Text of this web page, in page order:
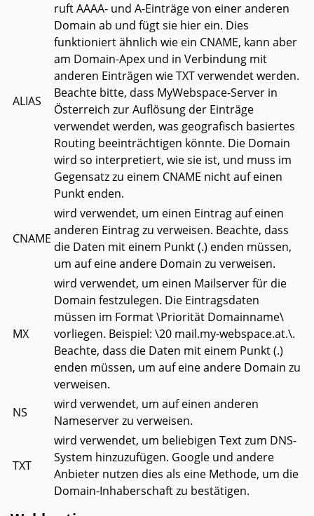
ALIAS
ruft AAAA- und A-Einträge von einer anderen
Domain ab und fügt sie hier ein. Dies
funktioniert ähnlich wie ein CNAME, kann aber
am Domain-Apex und in Verbindung mit
anderen Einträgen wie TXT verwendet werden.
Beachte bitte, dass MyWebspace-Server in
Österreich zur Auflösung der Einträge
verwendet werden, was geografisch basiertes
Routing beeinträchtigen könnte. Die Domain
wird so interpretiert, wie sie ist, und muss im
Gegensatz zu einem CNAME nicht auf einen
Punkt enden.
CNAME
wird verwendet, um einen Eintrag auf einen
anderen Eintrag zu verweisen. Beachte, dass
die Daten mit einem Punkt (.) enden müssen,
um auf eine andere Domain zu verweisen.
MX
wird verwendet, um einen Mailserver für die
Domain festzulegen. Die Eintragsdaten
müssen im Format \Priorität Domainname\
vorliegen. Beispiel: \20 mail.my-webspace.at.\.
Beachte, dass die Daten mit einem Punkt (.)
enden müssen, um auf eine andere Domain zu
verweisen.
NS
wird verwendet, um auf einen anderen
Nameserver zu verweisen.
TXT
wird verwendet, um beliebigen Text zum DNS-
System hinzuzufügen. Google und andere
Anbieter nutzen dies als eine Methode, um die
Domain-Inhaberschaft zu bestätigen.